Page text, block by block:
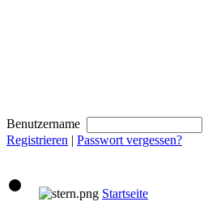
Benutzername
Registrieren | Passwort vergessen?
Startseite